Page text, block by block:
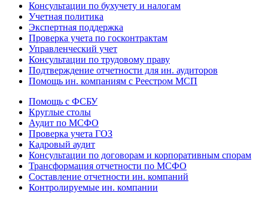
Консультации по бухучету и налогам
Учетная политика
Экспертная поддержка
Проверка учета по госконтрактам
Управленческий учет
Консультации по трудовому праву
Подтверждение отчетности для ин. аудиторов
Помощь ин. компаниям с Реестром МСП
Помощь с ФСБУ
Круглые столы
Аудит по МСФО
Проверка учета ГОЗ
Кадровый аудит
Консультации по договорам и корпоративным спорам
Трансформация отчетности по МСФО
Составление отчетности ин. компаний
Контролируемые ин. компании